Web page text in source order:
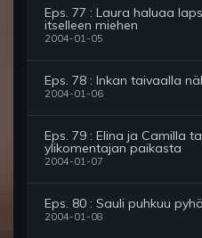
Eps. 77 : Laura haluaa
itselleen miehen
2004-01-05
Eps. 78 : Inkan taivaalla
2004-01-06
Eps. 79 : Elina ja Camilla
ylikomentajan paikasta
2004-01-07
Eps. 80 : Sauli puhkuu
2004-01-08